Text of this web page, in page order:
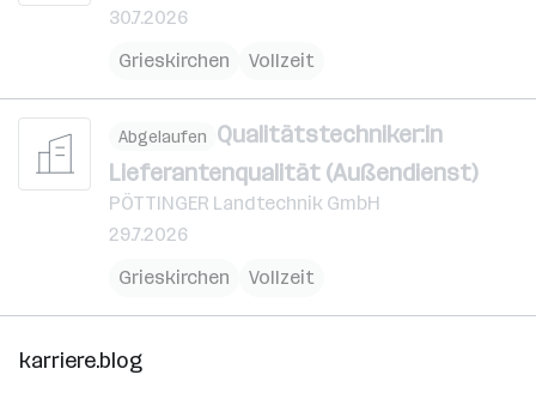
30.7.2026
Grieskirchen
Vollzeit
Abgelaufen Qualitätstechniker:in
Lieferantenqualität (Außendienst)
PÖTTINGER Landtechnik GmbH
29.7.2026
Grieskirchen
Vollzeit
karriere.blog